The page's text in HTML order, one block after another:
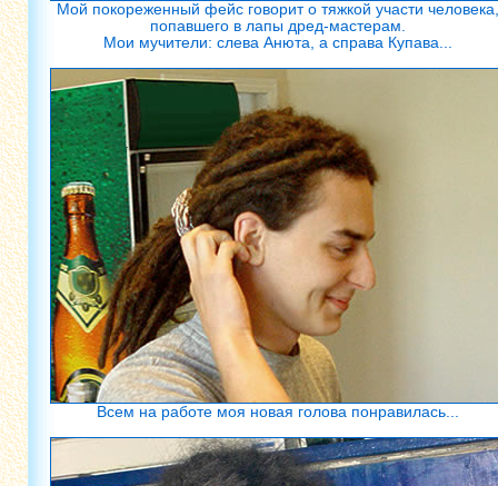
Мой покореженный фейс говорит о тяжкой участи человека,
попавшего в лапы дред-мастерам.
Мои мучители: слева Анюта, а справа Купава...
Всем на работе моя новая голова понравилась...